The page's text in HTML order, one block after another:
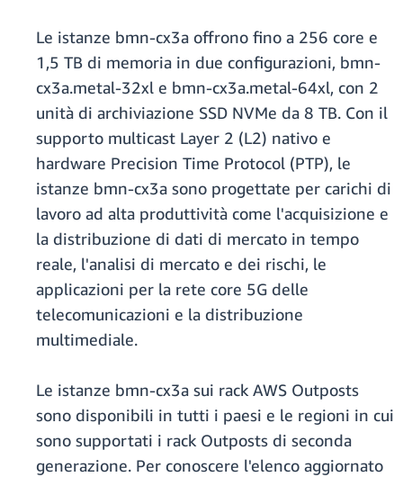
Le istanze bmn-cx3a offrono fino a 256 core e
1,5 TB di memoria in due configurazioni, bmn-
cx3a.metal-32xl e bmn-cx3a.metal-64xl, con 2
unità di archiviazione SSD NVMe da 8 TB. Con il
supporto multicast Layer 2 (L2) nativo e
hardware Precision Time Protocol (PTP), le
istanze bmn-cx3a sono progettate per carichi di
lavoro ad alta produttività come l'acquisizione e
la distribuzione di dati di mercato in tempo
reale, l'analisi di mercato e dei rischi, le
applicazioni per la rete core 5G delle
telecomunicazioni e la distribuzione
multimediale.
Le istanze bmn-cx3a sui rack AWS Outposts
sono disponibili in tutti i paesi e le regioni in cui
sono supportati i rack Outposts di seconda
generazione. Per conoscere l'elenco aggiornato